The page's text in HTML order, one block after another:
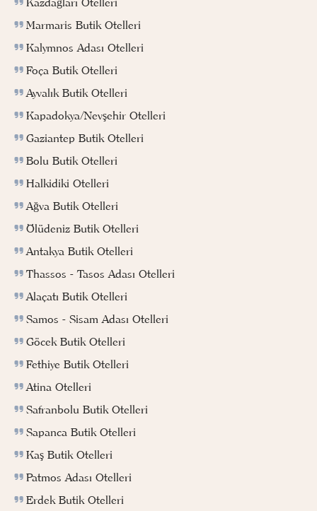
Marmaris Butik Otelleri
Kalymnos Adası Otelleri
Foça Butik Otelleri
Ayvalık Butik Otelleri
Kapadokya/Nevşehir Otelleri
Gaziantep Butik Otelleri
Bolu Butik Otelleri
Halkidiki Otelleri
Ağva Butik Otelleri
Ölüdeniz Butik Otelleri
Antakya Butik Otelleri
Thassos - Tasos Adası Otelleri
Alaçatı Butik Otelleri
Samos - Sisam Adası Otelleri
Göcek Butik Otelleri
Fethiye Butik Otelleri
Atina Otelleri
Safranbolu Butik Otelleri
Sapanca Butik Otelleri
Kaş Butik Otelleri
Patmos Adası Otelleri
Erdek Butik Otelleri